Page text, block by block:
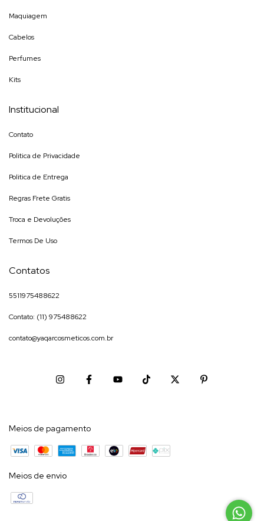
Maquiagem
Cabelos
Perfumes
Kits
Institucional
Contato
Politica de Privacidade
Politica de Entrega
Regras Frete Gratis
Troca e Devoluções
Termos De Uso
Contatos
5511975488622
Contato: (11) 975488622
contato@yaqarcosmeticos.com.br
Meios de pagamento
Meios de envio